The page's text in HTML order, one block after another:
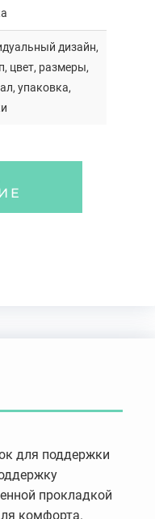
дизайн,
цвет, размеры,
упаковка,
для поддержки
прокладкой
комфорта.